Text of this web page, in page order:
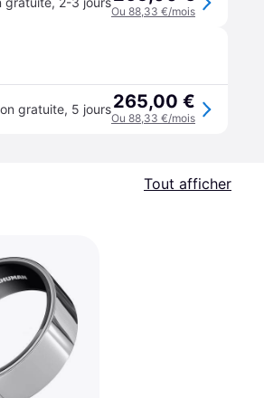
Ou 88,33 €/mois
gratuite, 5 jours265,00 €
Ou 88,33 €/mois
Tout afficher